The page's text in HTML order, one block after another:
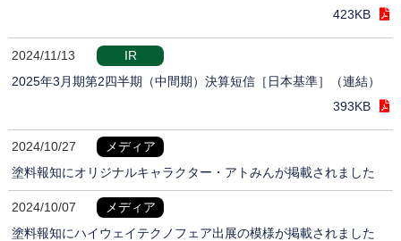
423KB
2024/11/13
IR
2025年3月期第2四半期（中間期）決算短信［日本基準］（連結）
393KB
2024/10/27
メディア
塗料報知にオリジナルキャラクター・アトみんが掲載されました
2024/10/07
メディア
塗料報知にハイウェイテクノフェア出展の模様が掲載されました